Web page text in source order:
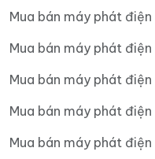
Mua bán máy phát
Mua bán máy phát
Mua bán máy phát
Mua bán máy phát
Mua bán máy phát